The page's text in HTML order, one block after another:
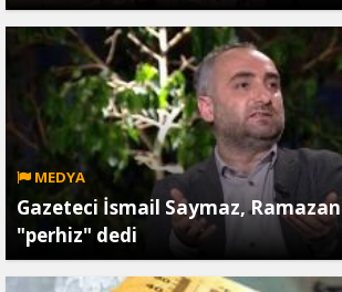
MEDYA
Gazeteci İsmail Saymaz,
"perhiz" dedi